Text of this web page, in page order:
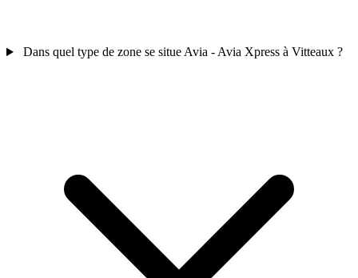
Dans quel type de zone se situe Avia - Avia Xpress à Vitteaux ?